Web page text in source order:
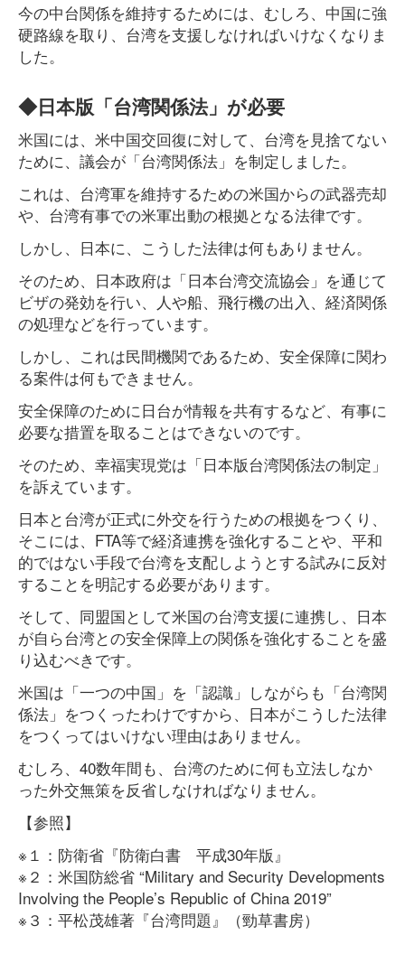
今の中台関係を維持するためには、むしろ、中国に強
硬路線を取り、台湾を支援しなければいけなくなりま
した。
◆日本版「台湾関係法」が必要
米国には、米中国交回復に対して、台湾を見捨てない
ために、議会が「台湾関係法」を制定しました。
これは、台湾軍を維持するための米国からの武器売却
や、台湾有事での米軍出動の根拠となる法律です。
しかし、日本に、こうした法律は何もありません。
そのため、日本政府は「日本台湾交流協会」を通じて
ビザの発効を行い、人や船、飛行機の出入、経済関係
の処理などを行っています。
しかし、これは民間機関であるため、安全保障に関わ
る案件は何もできません。
安全保障のために日台が情報を共有するなど、有事に
必要な措置を取ることはできないのです。
そのため、幸福実現党は「日本版台湾関係法の制定」
を訴えています。
日本と台湾が正式に外交を行うための根拠をつくり、
そこには、FTA等で経済連携を強化することや、平和
的ではない手段で台湾を支配しようとする試みに反対
することを明記する必要があります。
そして、同盟国として米国の台湾支援に連携し、日本
が自ら台湾との安全保障上の関係を強化することを盛
り込むべきです。
米国は「一つの中国」を「認識」しながらも「台湾関
係法」をつくったわけですから、日本がこうした法律
をつくってはいけない理由はありません。
むしろ、40数年間も、台湾のために何も立法しなか
った外交無策を反省しなければなりません。
【参照】
※１：防衛省『防衛白書 平成30年版』
※２：米国防総省 “Military and Security Developments
Involving the People’s Republic of China 2019”
※３：平松茂雄著『台湾問題』（勁草書房）